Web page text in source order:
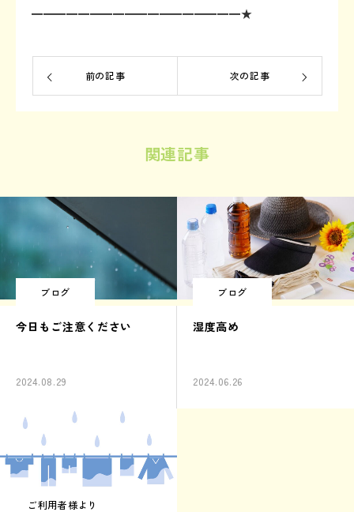
━━━━━━━━━━━━━━━━━━★
前の記事 次の記事
関連記事
ブログ
今日もご注意ください
2024.08.29
ブログ
湿度高め
2024.06.26
ご利用者様より